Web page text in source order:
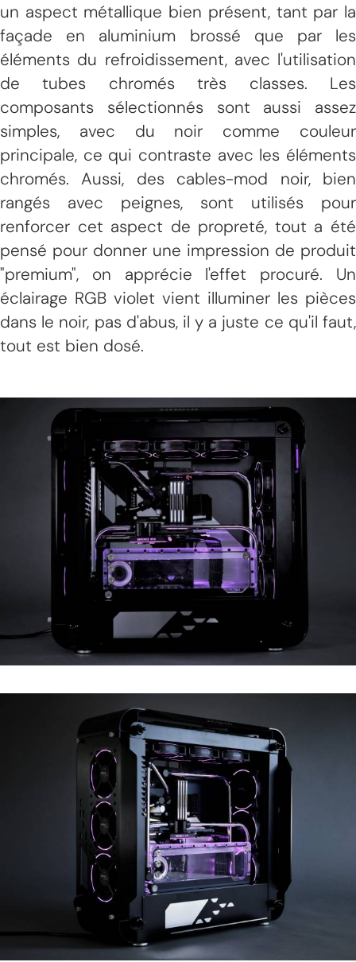
un aspect métallique bien présent, tant par la
façade en aluminium brossé que par les
éléments du refroidissement, avec l'utilisation
de tubes chromés très classes. Les
composants sélectionnés sont aussi assez
simples, avec du noir comme couleur
principale, ce qui contraste avec les éléments
chromés. Aussi, des cables-mod noir, bien
rangés avec peignes, sont utilisés pour
renforcer cet aspect de propreté, tout a été
pensé pour donner une impression de produit
"premium", on apprécie l'effet procuré. Un
éclairage RGB violet vient illuminer les pièces
dans le noir, pas d'abus, il y a juste ce qu'il faut,
tout est bien dosé.